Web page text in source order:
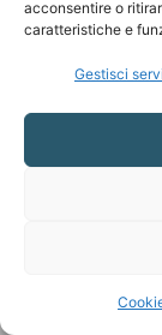
acconsentire o
caratteristiche e
Gestisci